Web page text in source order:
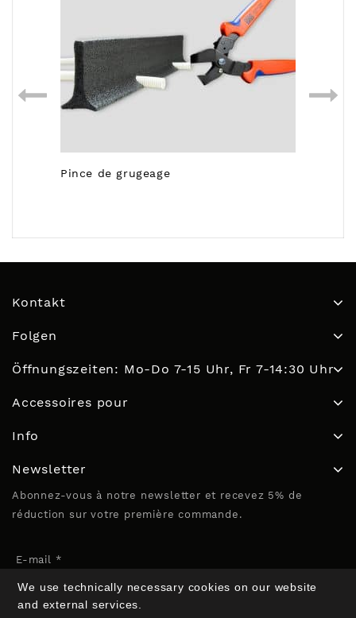
Pince de grugeage
Kontakt
Folgen
Öffnungszeiten: Mo-Do 7-15 Uhr, Fr 7-14:30 Uhr
Accessoires pour
Info
Newsletter
Abonnez-vous à notre newsletter et recevez 5% de
réduction sur votre première commande.
E-mail *
We use technically necessary cookies on our website
and external services.